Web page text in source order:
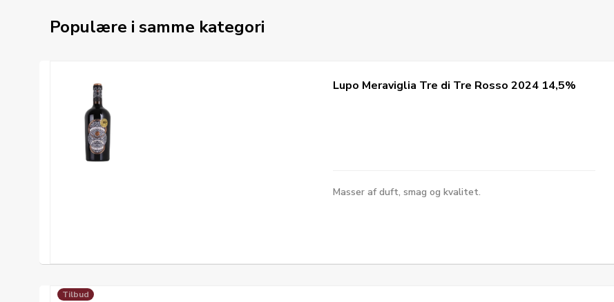
Populære i samme kategori
Lupo Meraviglia Tre di Tre Rosso 2024 14,5%
Masser af duft, smag og kvalitet.
Tilbud